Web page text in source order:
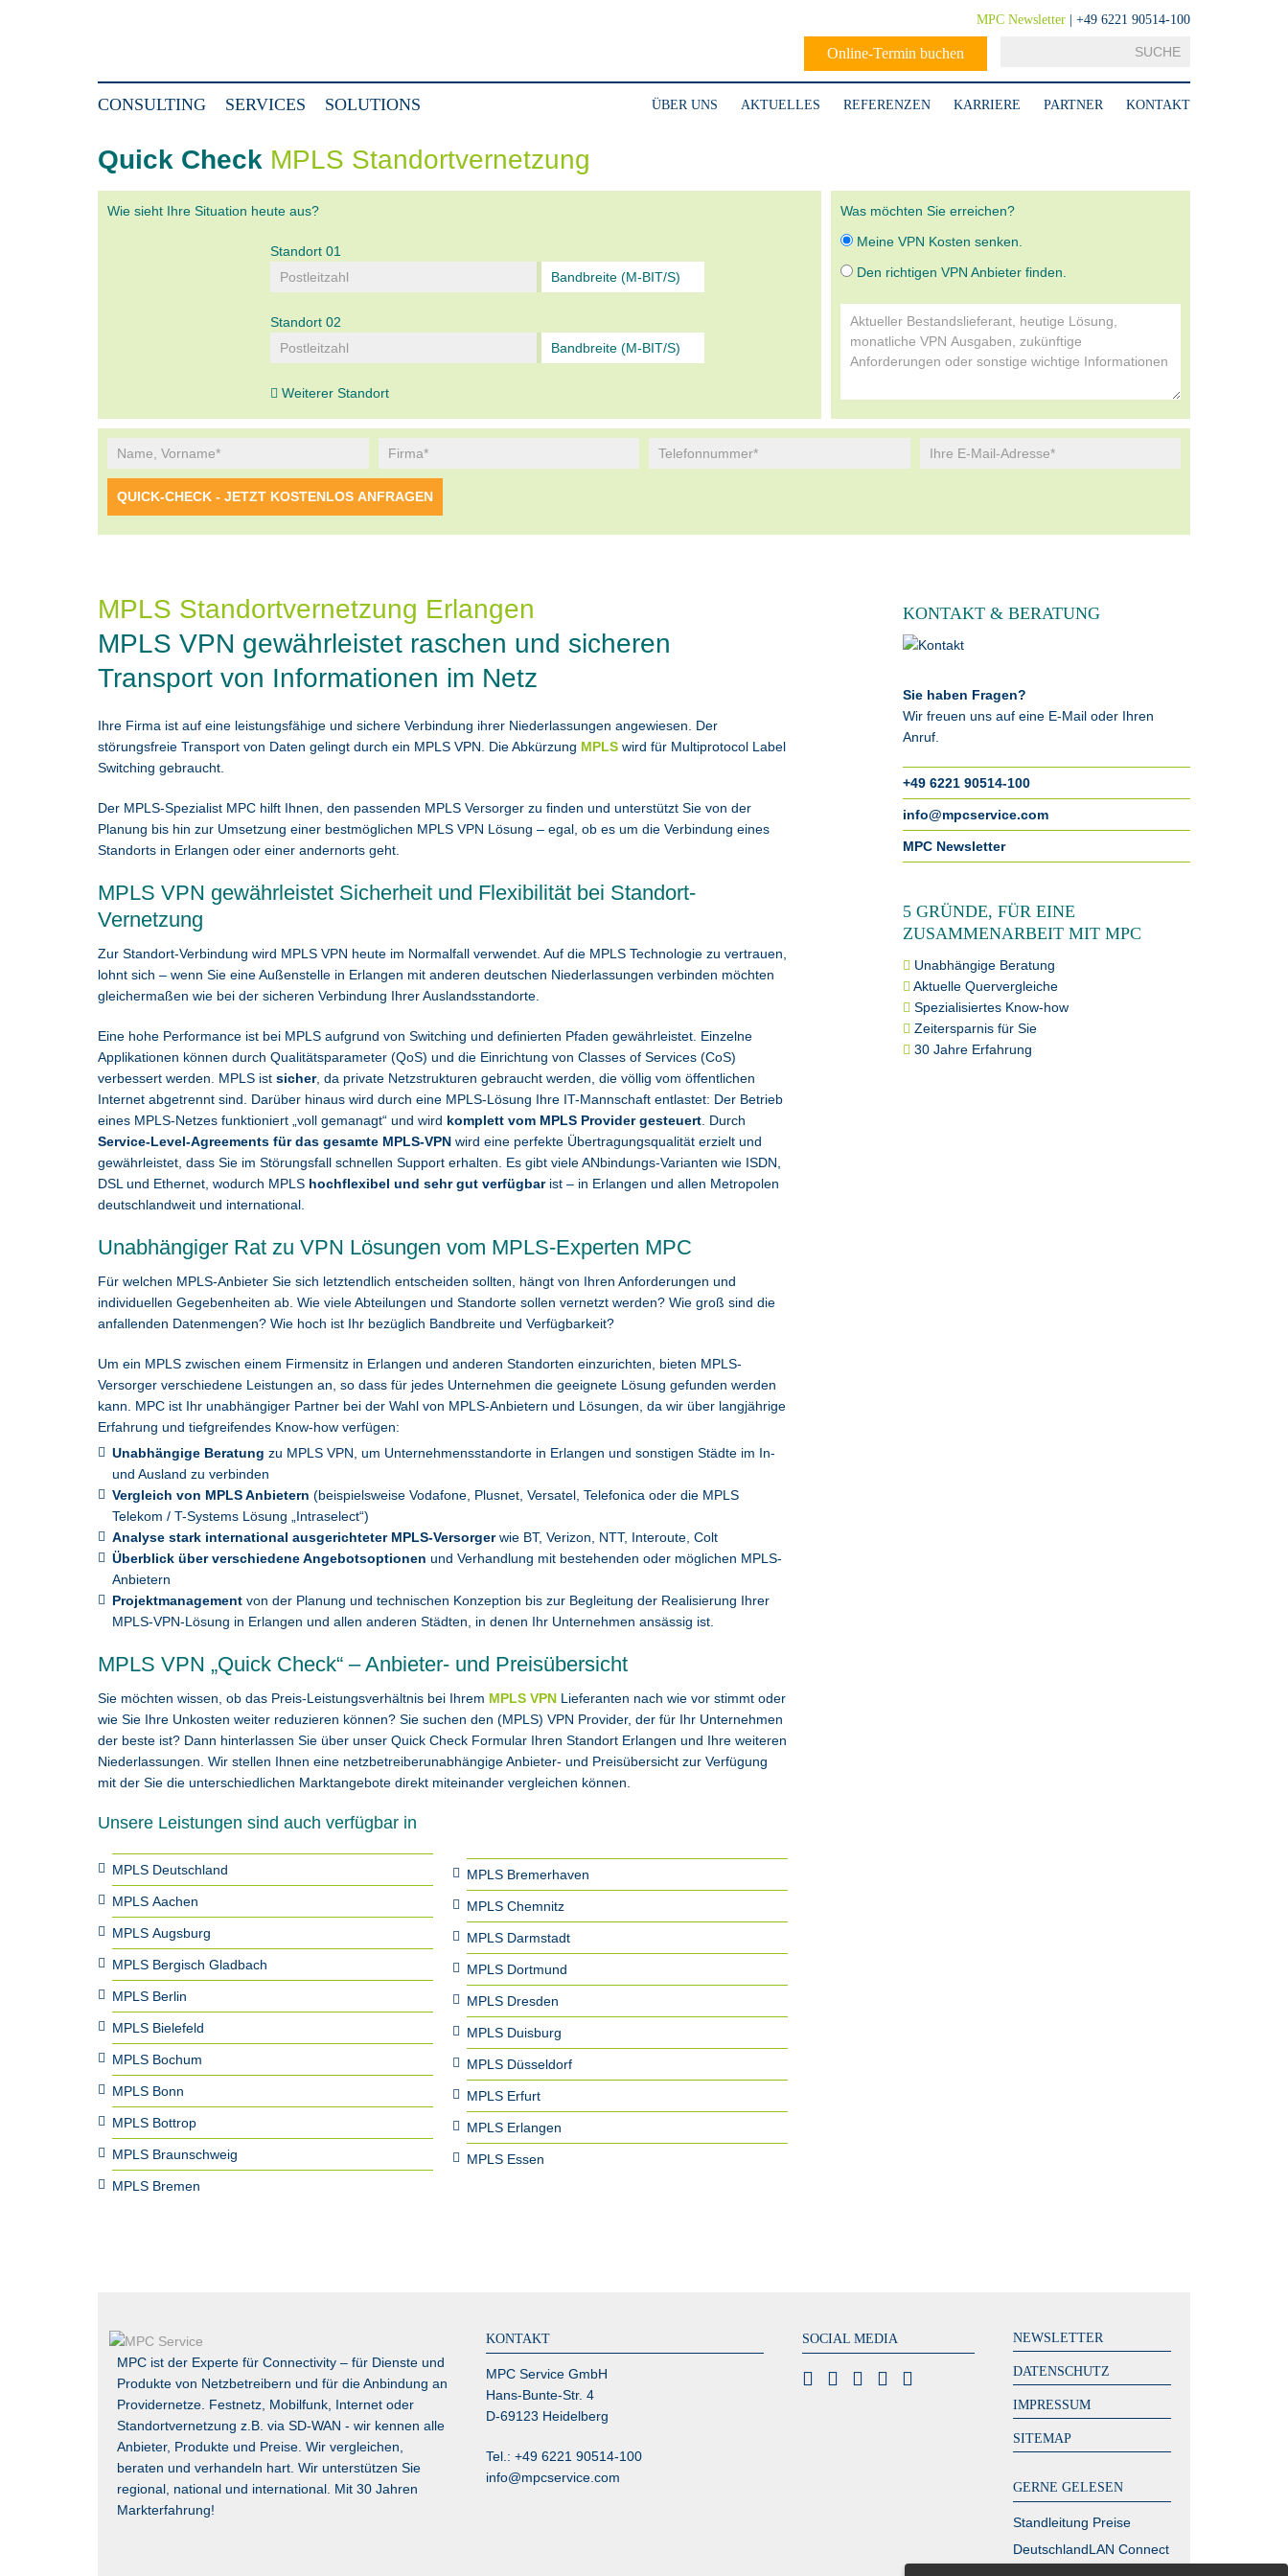
MPC Newsletter | +49 6221 90514-100
Online-Termin buchen
CONSULTING SERVICES SOLUTIONS ÜBER UNS AKTUELLES REFERENZEN KARRIERE PARTNER KONTAKT
Quick Check MPLS Standortvernetzung
Wie sieht Ihre Situation heute aus?
Standort 01
Standort 02
Weiterer Standort
Was möchten Sie erreichen?
Meine VPN Kosten senken.
Den richtigen VPN Anbieter finden.
MPLS Standortvernetzung Erlangen
MPLS VPN gewährleistet raschen und sicheren
Transport von Informationen im Netz
Ihre Firma ist auf eine leistungsfähige und sichere Verbindung ihrer Niederlassungen angewiesen. Der
störungsfreie Transport von Daten gelingt durch ein MPLS VPN. Die Abkürzung MPLS wird für Multiprotocol Label
Switching gebraucht.
Der MPLS-Spezialist MPC hilft Ihnen, den passenden MPLS Versorger zu finden und unterstützt Sie von der
Planung bis hin zur Umsetzung einer bestmöglichen MPLS VPN Lösung – egal, ob es um die Verbindung eines
Standorts in Erlangen oder einer andernorts geht.
MPLS VPN gewährleistet Sicherheit und Flexibilität bei Standort-
Vernetzung
Zur Standort-Verbindung wird MPLS VPN heute im Normalfall verwendet. Auf die MPLS Technologie zu vertrauen,
lohnt sich – wenn Sie eine Außenstelle in Erlangen mit anderen deutschen Niederlassungen verbinden möchten
gleichermaßen wie bei der sicheren Verbindung Ihrer Auslandsstandorte.
Eine hohe Performance ist bei MPLS aufgrund von Switching und definierten Pfaden gewährleistet. Einzelne
Applikationen können durch Qualitätsparameter (QoS) und die Einrichtung von Classes of Services (CoS)
verbessert werden. MPLS ist sicher, da private Netzstrukturen gebraucht werden, die völlig vom öffentlichen
Internet abgetrennt sind. Darüber hinaus wird durch eine MPLS-Lösung Ihre IT-Mannschaft entlastet: Der Betrieb
eines MPLS-Netzes funktioniert „voll gemanagt“ und wird komplett vom MPLS Provider gesteuert . Durch
Service-Level-Agreements für das gesamte MPLS-VPN wird eine perfekte Übertragungsqualität erzielt und
gewährleistet, dass Sie im Störungsfall schnellen Support erhalten. Es gibt viele ANbindungs-Varianten wie ISDN,
DSL und Ethernet, wodurch MPLS hochflexibel und sehr gut verfügbarist – in Erlangen und allen Metropolen
deutschlandweit und international.
Unabhängiger Rat zu VPN Lösungen vom MPLS-Experten MPC
Für welchen MPLS-Anbieter Sie sich letztendlich entscheiden sollten, hängt von Ihren Anforderungen und
individuellen Gegebenheiten ab. Wie viele Abteilungen und Standorte sollen vernetzt werden? Wie groß sind die
anfallenden Datenmengen? Wie hoch ist Ihr bezüglich Bandbreite und Verfügbarkeit?
Um ein MPLS zwischen einem Firmensitz in Erlangen und anderen Standorten einzurichten, bieten MPLS-
Versorger verschiedene Leistungen an, so dass für jedes Unternehmen die geeignete Lösung gefunden werden
kann. MPC ist Ihr unabhängiger Partner bei der Wahl von MPLS-Anbietern und Lösungen, da wir über langjährige
Erfahrung und tiefgreifendes Know-how verfügen:
Unabhängige Beratung zu MPLS VPN, um Unternehmensstandorte in Erlangen und sonstigen Städte im In-
und Ausland zu verbinden
Vergleich von MPLS Anbietern (beispielsweise Vodafone, Plusnet, Versatel, Telefonica oder die MPLS
Telekom / T-Systems Lösung „Intraselect“)
Analyse stark international ausgerichteter MPLS-Versorgerwie BT, Verizon, NTT, Interoute, Colt
Überblick über verschiedene Angebotsoptionen und Verhandlung mit bestehenden oder möglichen MPLS-
Anbietern
Projektmanagement von der Planung und technischen Konzeption bis zur Begleitung der Realisierung Ihrer
MPLS-VPN-Lösung in Erlangen und allen anderen Städten, in denen Ihr Unternehmen ansässig ist.
MPLS VPN „Quick Check“ – Anbieter- und Preisübersicht
Sie möchten wissen, ob das Preis-Leistungsverhältnis bei Ihrem MPLS VPN Lieferanten nach wie vor stimmt oder
wie Sie Ihre Unkosten weiter reduzieren können? Sie suchen den (MPLS) VPN Provider, der für Ihr Unternehmen
der beste ist? Dann hinterlassen Sie über unser Quick Check Formular Ihren Standort Erlangen und Ihre weiteren
Niederlassungen. Wir stellen Ihnen eine netzbetreiberunabhängige Anbieter- und Preisübersicht zur Verfügung
mit der Sie die unterschiedlichen Marktangebote direkt miteinander vergleichen können.
Unsere Leistungen sind auch verfügbar in
MPLS Deutschland
MPLS Aachen
MPLS Augsburg
MPLS Bergisch Gladbach
MPLS Berlin
MPLS Bielefeld
MPLS Bochum
MPLS Bonn
MPLS Bottrop
MPLS Braunschweig
MPLS Bremen
MPLS Bremerhaven
MPLS Chemnitz
MPLS Darmstadt
MPLS Dortmund
MPLS Dresden
MPLS Duisburg
MPLS Düsseldorf
MPLS Erfurt
MPLS Erlangen
MPLS Essen
KONTAKT & BERATUNG
Sie haben Fragen?
Wir freuen uns auf eine E-Mail oder Ihren
Anruf.
+49 6221 90514-100
info@mpcservice.com
MPC Newsletter
5 GRÜNDE, FÜR EINE
ZUSAMMENARBEIT MIT MPC
Unabhängige Beratung
Aktuelle Quervergleiche
Spezialisiertes Know-how
Zeitersparnis für Sie
30 Jahre Erfahrung
MPC ist der Experte für Connectivity – für Dienste und
Produkte von Netzbetreibern und für die Anbindung an
Providernetze. Festnetz, Mobilfunk, Internet oder
Standortvernetzung z.B. via SD-WAN - wir kennen alle
Anbieter, Produkte und Preise. Wir vergleichen,
beraten und verhandeln hart. Wir unterstützen Sie
regional, national und international. Mit 30 Jahren
Markterfahrung!
KONTAKT
MPC Service GmbH
Hans-Bunte-Str. 4
D-69123 Heidelberg
Tel.: +49 6221 90514-100
info@mpcservice.com
SOCIAL MEDIA NEWSLETTER
DATENSCHUTZ
IMPRESSUM
SITEMAP
GERNE GELESEN
Standleitung Preise
DeutschlandLAN Connect